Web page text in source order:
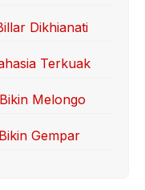
Dikhianati
Terkuak
Melongo
Gempar